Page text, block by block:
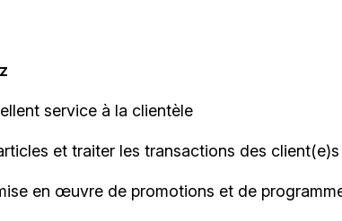
service à la clientèle
et traiter les transactions des
en œuvre de promotions et de